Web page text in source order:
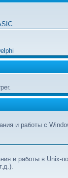
и работы с
и работы в Unix-